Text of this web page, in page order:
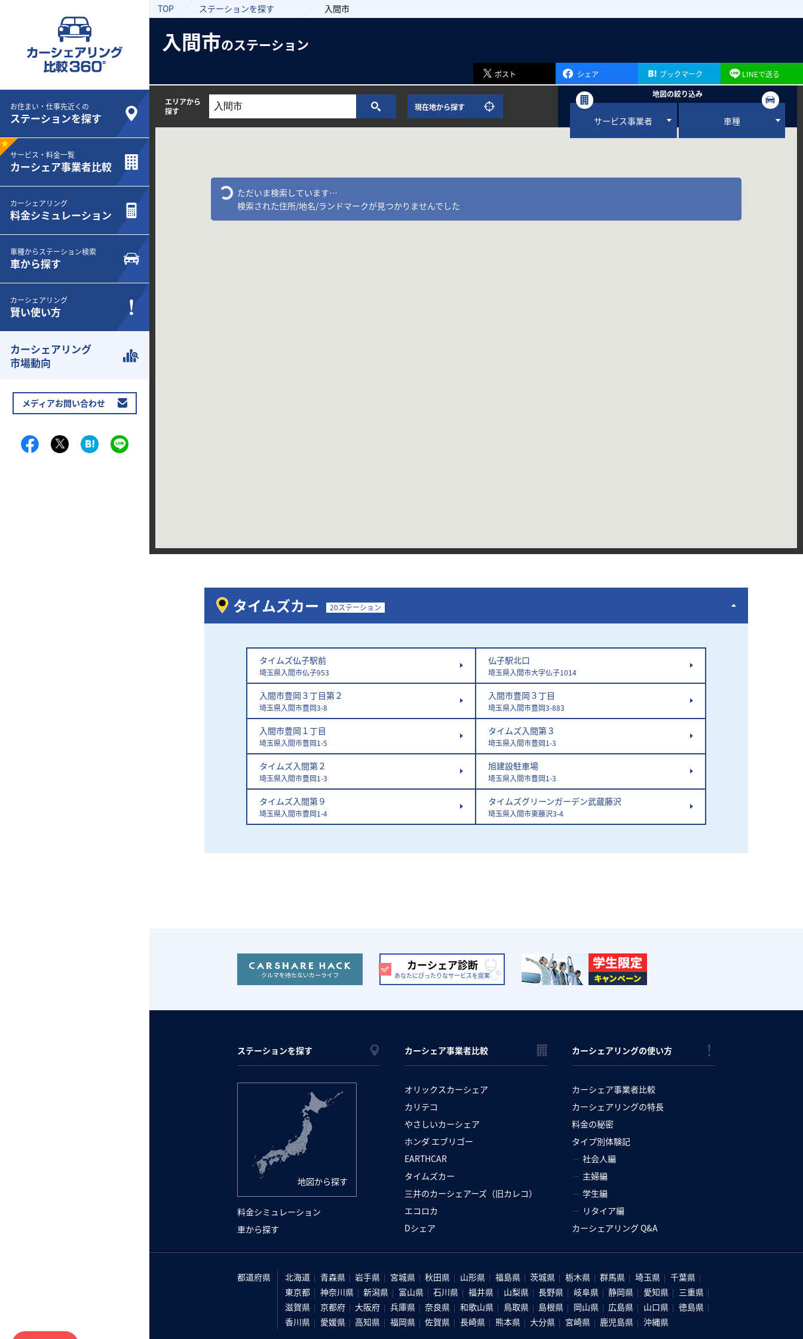
お住まい・仕事先近くの
ステーションを探す
サービス・料金一覧
カーシェア事業者比較
カーシェアリング
料金シミュレーション
車種からステーション検索
車から探す
カーシェアリング
賢い使い方
カーシェアリング
市場動向
メディアお問い合わせ
TOP ステーションを探す 入間市
入間市のステーション
ポスト シェア ブックマーク LINEで送る
エリアから
探す
現在地から探す
地図の絞り込み
サービス事業者 車種
ただいま検索しています…
検索された住所/地名/ランドマークが見つかりませんでした
タイムズカー 20ステーション
タイムズ仏子駅前
埼玉県入間市仏子953
仏子駅北口
埼玉県入間市大字仏子1014
入間市豊岡３丁目第２
埼玉県入間市豊岡3-8
入間市豊岡３丁目
埼玉県入間市豊岡3-883
入間市豊岡１丁目
埼玉県入間市豊岡1-5
タイムズ入間第３
埼玉県入間市豊岡1-3
タイムズ入間第２
埼玉県入間市豊岡1-3
旭建設駐車場
埼玉県入間市豊岡1-3
タイムズ入間第９
埼玉県入間市豊岡1-4
タイムズグリーンガーデン武蔵藤沢
埼玉県入間市東藤沢3-4
カーシェア診断
あなたにぴったりなサービスを提案
ステーションを探す
地図から探す
料金シミュレーション
車から探す
カーシェア事業者比較
オリックスカーシェア
カリテコ
やさしいカーシェア
ホンダ エブリゴー
EARTHCAR
タイムズカー
三井のカーシェアーズ（旧カレコ）
エコロカ
Dシェア
カーシェアリングの使い方
カーシェア事業者比較
カーシェアリングの特長
料金の秘密
タイプ別体験記
社会人編
主婦編
学生編
リタイア編
カーシェアリング Q&A
都道府県 北海道 青森県 岩手県 宮城県 秋田県 山形県 福島県 茨城県 栃木県 群馬県 埼玉県
千葉県
東京都
神奈川県 新潟県 富山県 石川県 福井県 山梨県 長野県 岐阜県 静岡県 愛知県
三重県
滋賀県
京都府 大阪府 兵庫県 奈良県 和歌山県 鳥取県 島根県 岡山県 広島県 山口県
徳島県
香川県
愛媛県 高知県 福岡県 佐賀県 長崎県 熊本県 大分県 宮崎県 鹿児島県 沖縄県